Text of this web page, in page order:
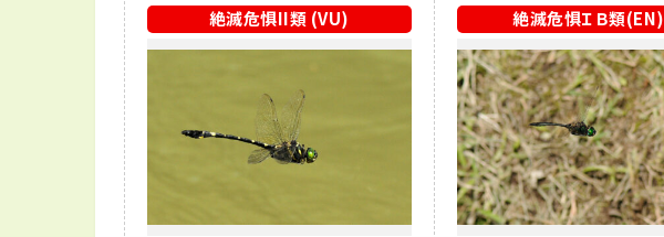
絶滅危惧II類 (VU) 絶滅危惧ＩＢ類(EN)